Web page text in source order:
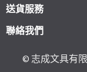
送貨服務
聯絡我們
© 志成文具有限